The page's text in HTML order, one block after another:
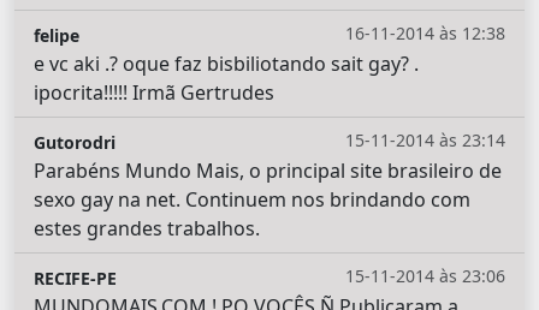
16-11-2014 às 12:38
felipe
e vc aki .? oque faz bisbiliotando sait gay? .
ipocrita!!!!! Irmã Gertrudes
15-11-2014 às 23:14
Gutorodri
Parabéns Mundo Mais, o principal site brasileiro de
sexo gay na net. Continuem nos brindando com
estes grandes trabalhos.
15-11-2014 às 23:06
RECIFE-PE